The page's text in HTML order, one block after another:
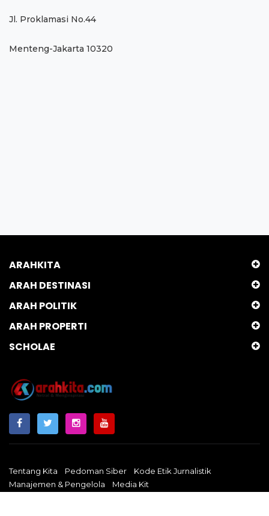
Jl. Proklamasi No.44
Menteng-Jakarta 10320
ARAHKITA
ARAH DESTINASI
ARAH POLITIK
ARAH PROPERTI
SCHOLAE
Tentang Kita Pedoman Siber
Kode Etik Jurnalistik
Manajemen & Pengelola
Media Kit